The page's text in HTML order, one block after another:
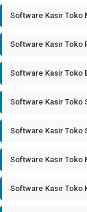
Software Kasir Toko
Software Kasir Toko
Software Kasir Toko
Software Kasir Toko
Software Kasir Toko
Software Kasir Toko
Software Kasir Toko